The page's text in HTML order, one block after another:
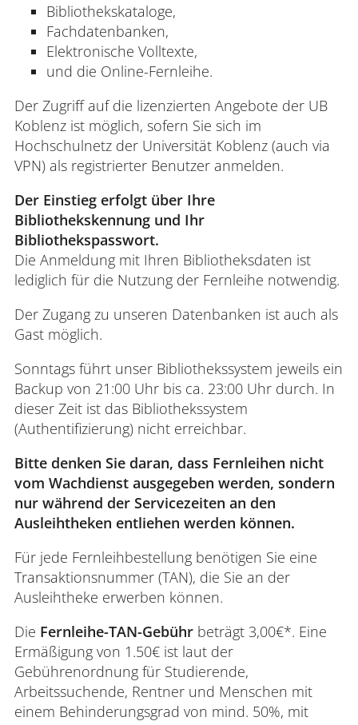
Bibliothekskataloge,
Fachdatenbanken,
Elektronische Volltexte,
und die Online-Fernleihe.
Der Zugriff auf die lizenzierten Angebote der UB
Koblenz ist möglich, sofern Sie sich im
Hochschulnetz der Universität Koblenz (auch via
VPN) als registrierter Benutzer anmelden.
Der Einstieg erfolgt über Ihre
Bibliothekskennung und Ihr
Bibliothekspasswort.
Die Anmeldung mit Ihren Bibliotheksdaten ist
lediglich für die Nutzung der Fernleihe notwendig.
Der Zugang zu unseren Datenbanken ist auch als
Gast möglich.
Sonntags führt unser Bibliothekssystem jeweils ein
Backup von 21:00 Uhr bis ca. 23:00 Uhr durch. In
dieser Zeit ist das Bibliothekssystem
(Authentifizierung) nicht erreichbar.
Bitte denken Sie daran, dass Fernleihen nicht
vom Wachdienst ausgegeben werden, sondern
nur während der Servicezeiten an den
Ausleihtheken entliehen werden können.
Für jede Fernleihbestellung benötigen Sie eine
Transaktionsnummer (TAN), die Sie an der
Ausleihtheke erwerben können.
Die Fernleihe-TAN-Gebühr beträgt 3,00€*. Eine
Ermäßigung von 1.50€ ist laut der
Gebührenordnung für Studierende,
Arbeitssuchende, Rentner und Menschen mit
einem Behinderungsgrad von mind. 50%, mit